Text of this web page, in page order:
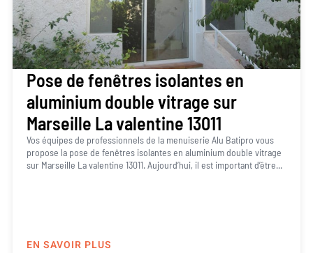
Pose de fenêtres isolantes en
aluminium double vitrage sur
Marseille La valentine 13011
Vos équipes de professionnels de la menuiserie Alu Batipro vous
propose la pose de fenêtres isolantes en aluminium double vitrage
sur Marseille La valentine 13011. Aujourd’hui, il est important d’être...
EN SAVOIR PLUS